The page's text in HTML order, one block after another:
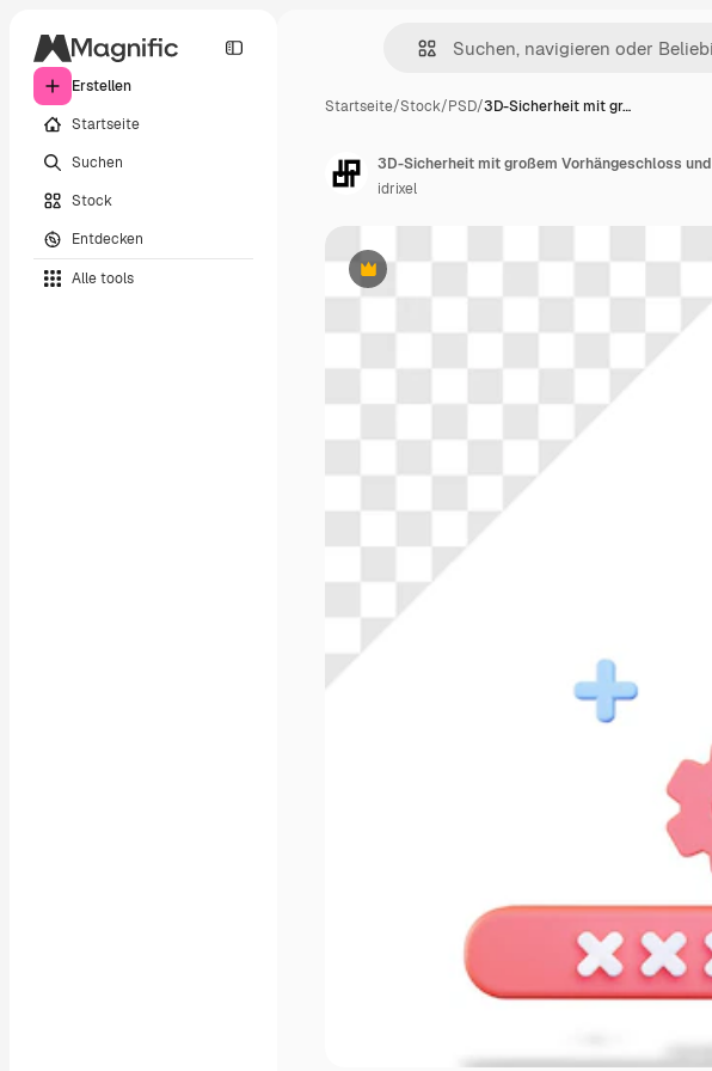
Erstellen
Startseite
Suchen
Stock
Entdecken
Alle tools
Startseite/Stock/PSD/3D-Sicherheit mit gr…
Premium
3D-Sicherheit mit großem Vorhängeschloss
idrixel